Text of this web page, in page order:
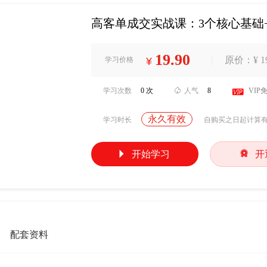
高客单成交实战课：3个核心基
学习价格 ¥ 19.90 原价：¥
学习次数 0 次  人气 8  VIP
学习时长 永久有效 自购买之日起计算
 开始学习  开
配套资料